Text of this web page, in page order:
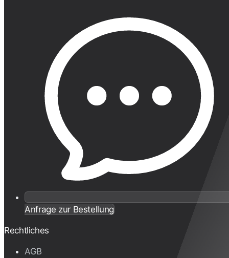
Anfrage zur Bestellung
Rechtliches
AGB